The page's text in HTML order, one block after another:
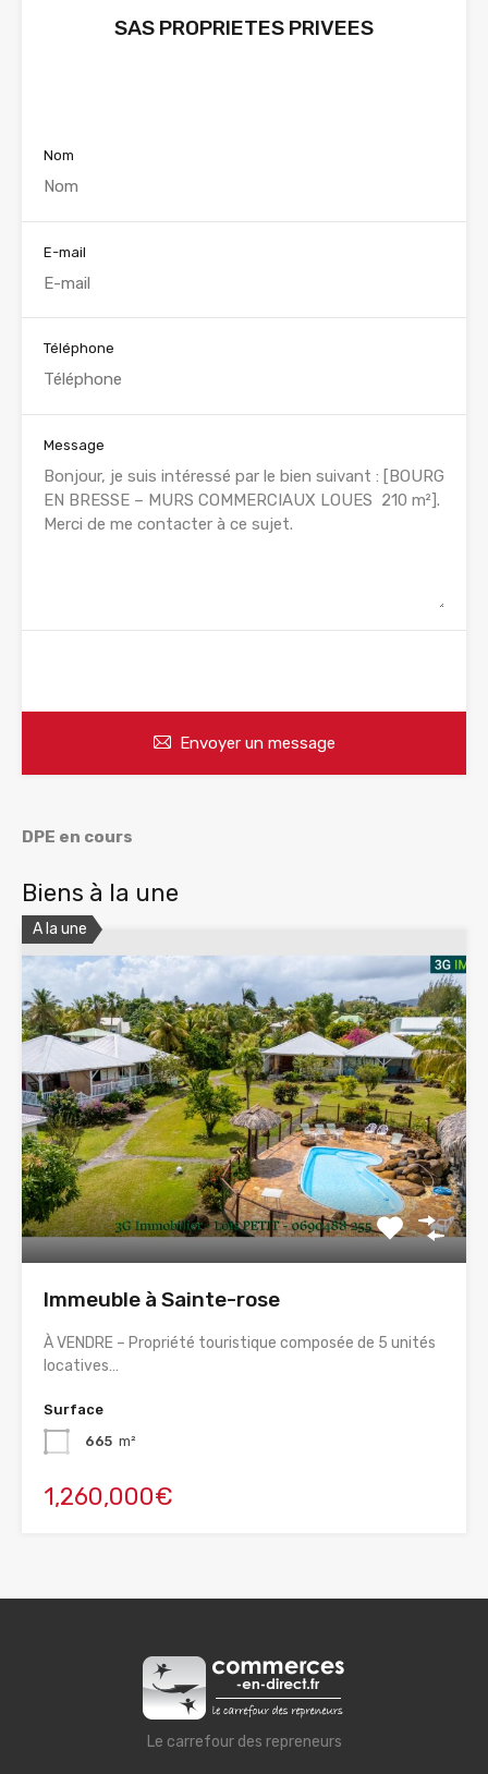
SAS PROPRIETES PRIVEES
Nom
E-mail
Téléphone
Message
Envoyer un message
DPE en cours
Biens à la une
A la une
Immeuble à Sainte-rose
À VENDRE – Propriété touristique composée de 5 unités
locatives…
Surface
665 m²
1,260,000€
Le carrefour des repreneurs